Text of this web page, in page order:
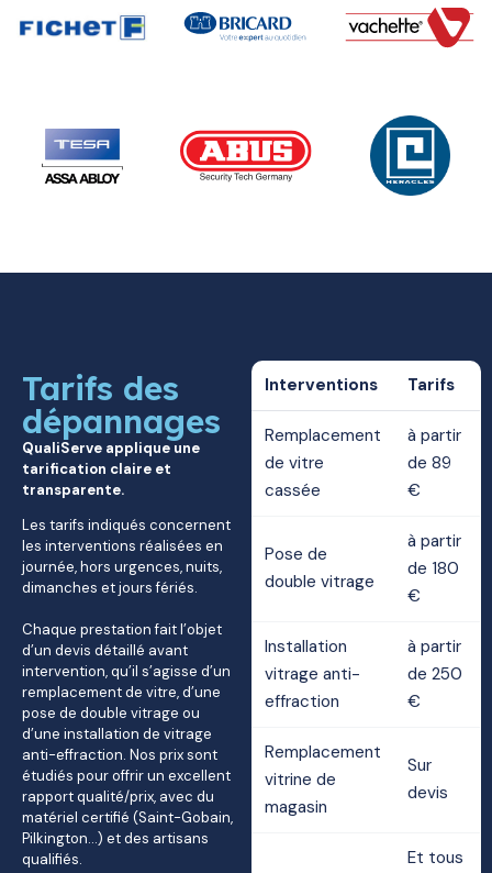
Tarifs des
dépannages
QualiServe applique une
tarification claire et
transparente.
Les tarifs indiqués concernent
les interventions réalisées en
journée, hors urgences, nuits,
dimanches et jours fériés.
Chaque prestation fait l’objet
d’un devis détaillé avant
intervention, qu’il s’agisse d’un
remplacement de vitre, d’une
pose de double vitrage ou
d’une installation de vitrage
anti-effraction. Nos prix sont
étudiés pour offrir un excellent
rapport qualité/prix, avec du
matériel certifié (Saint-Gobain,
Pilkington…) et des artisans
qualifiés.
Interventions Tarifs
Remplacement
de vitre
cassée
à partir
de 89
€
Pose de
double vitrage
à partir
de 180
€
Installation
vitrage anti-
effraction
à partir
de 250
€
Remplacement
vitrine de
magasin
Sur
devis
Et tous